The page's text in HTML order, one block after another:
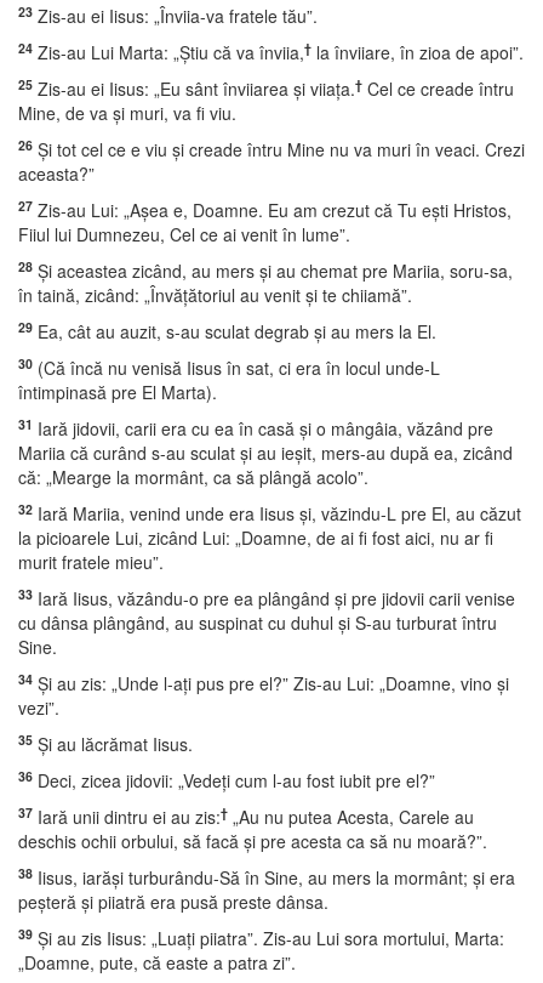
23 Zis-au ei Iisus: „Înviia-va fratele tău”.
24 Zis-au Lui Marta: „Ştiu că va înviia,† la înviiare, în zioa de apoi”.
25 Zis-au ei Iisus: „Eu sânt înviiarea şi viiaţa.† Cel ce creade întru
Mine, de va şi muri, va fi viu.
26 Şi tot cel ce e viu şi creade întru Mine nu va muri în veaci. Crezi
aceasta?”
27 Zis-au Lui: „Aşea e, Doamne. Eu am crezut că Tu eşti Hristos,
Fiiul lui Dumnezeu, Cel ce ai venit în lume”.
28 Şi aceastea zicând, au mers şi au chemat pre Mariia, soru-sa,
în taină, zicând: „Învăţătoriul au venit şi te chiiamă”.
29 Ea, cât au auzit, s-au sculat degrab şi au mers la El.
30 (Că încă nu venisă Iisus în sat, ci era în locul unde-L
întimpinasă pre El Marta).
31 Iară jidovii, carii era cu ea în casă şi o mângâia, văzând pre
Mariia că curând s-au sculat şi au ieşit, mers-au după ea, zicând
că: „Mearge la mormânt, ca să plângă acolo”.
32 Iară Mariia, venind unde era Iisus şi, văzindu-L pre El, au căzut
la picioarele Lui, zicând Lui: „Doamne, de ai fi fost aici, nu ar fi
murit fratele mieu”.
33 Iară Iisus, văzându-o pre ea plângând şi pre jidovii carii venise
cu dânsa plângând, au suspinat cu duhul şi S-au turburat întru
Sine.
34 Şi au zis: „Unde l-aţi pus pre el?” Zis-au Lui: „Doamne, vino şi
vezi”.
35 Şi au lăcrămat Iisus.
36 Deci, zicea jidovii: „Vedeţi cum l-au fost iubit pre el?”
37 Iară unii dintru ei au zis:† „Au nu putea Acesta, Carele au
deschis ochii orbului, să facă şi pre acesta ca să nu moară?”.
38 Iisus, iarăşi turburându-Să în Sine, au mers la mormânt; şi era
peşteră şi piiatră era pusă preste dânsa.
39 Şi au zis Iisus: „Luaţi piiatra”. Zis-au Lui sora mortului, Marta:
„Doamne, pute, că easte a patra zi”.